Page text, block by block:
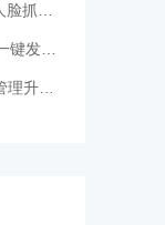
无所遁行
频号名片
位人才梯队